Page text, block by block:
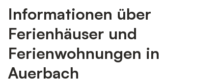
Informationen über
Ferienhäuser und
Ferienwohnungen in
Auerbach